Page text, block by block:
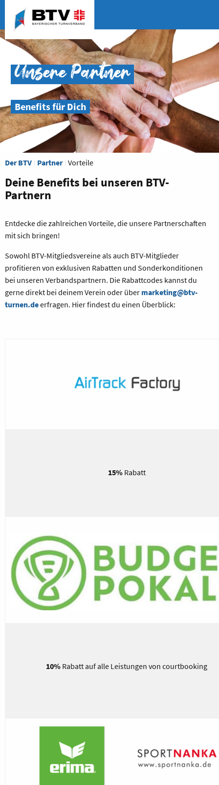
Unsere Partner
Benefits für Dich
Der BTV Partner Vorteile
Deine Benefits bei unseren BTV-
Partnern
Entdecke die zahlreichen Vorteile, die unsere Partnerschaften
mit sich bringen!
Sowohl BTV-Mitgliedsvereine als auch BTV-Mitglieder
profitieren von exklusiven Rabatten und Sonderkonditionen
bei unseren Verbandspartnern. Die Rabattcodes kannst du
gerne direkt bei deinem Verein oder über marketing@btv-
turnen.deerfragen. Hier findest du einen Überblick:
15%Rabatt
10% Rabatt auf alle Leistungen von courtbooking